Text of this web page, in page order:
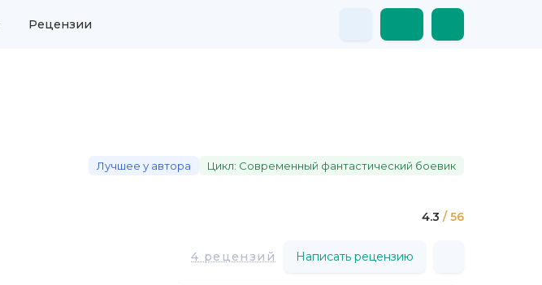
Рецензии
Лучшее у автора Цикл: Современный фантастический боевик
4.3 / 56
4 рецензий Написать рецензию